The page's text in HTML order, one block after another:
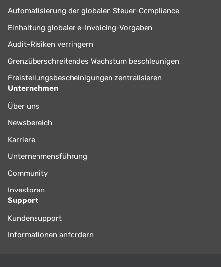
Automatisierung der globalen Steuer-Compliance
Einhaltung globaler e-Invoicing-Vorgaben
Audit-Risiken verringern
Grenzüberschreitendes Wachstum beschleunigen
Freistellungsbescheinigungen zentralisieren
Unternehmen
Über uns
Newsbereich
Karriere
Unternehmensführung
Community
Investoren
Support
Kundensupport
Informationen anfordern